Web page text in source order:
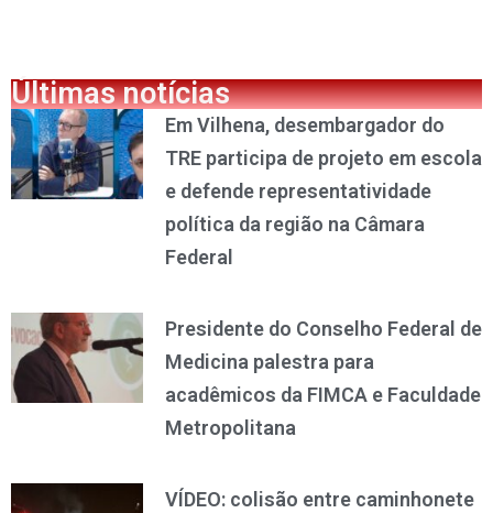
Últimas notícias
Em Vilhena, desembargador do
TRE participa de projeto em escola
e defende representatividade
política da região na Câmara
Federal
Presidente do Conselho Federal de
Medicina palestra para
acadêmicos da FIMCA e Faculdade
Metropolitana
VÍDEO: colisão entre caminhonete